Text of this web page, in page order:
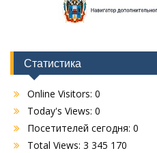
Статистика
Online Visitors: 0
Today's Views: 0
Посетителей сегодня: 0
Total Views: 3 345 170